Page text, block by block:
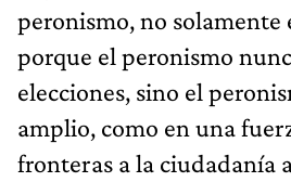
peronismo, no solamente
porque el peronismo
elecciones, sino el
amplio, como en una
fronteras a la ciudadanía